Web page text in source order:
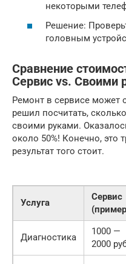
некоторыми
Решение:
головным
Сравнение
Сервис vs. Своими
Ремонт в сервисе может
решил посчитать,
своими руками.
около 50%! Конечно, это
результат того стоит.
Услуга
Сервис
Диагностика
1000 —
2000